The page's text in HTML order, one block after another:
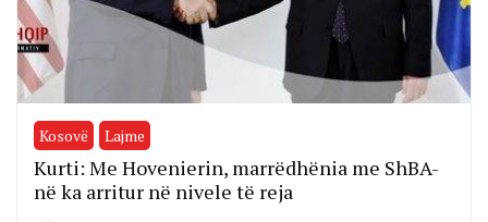
Kosovë Lajme
Kurti: Me Hovenierin, marrëdhënia me ShBA-
në ka arritur në nivele të reja